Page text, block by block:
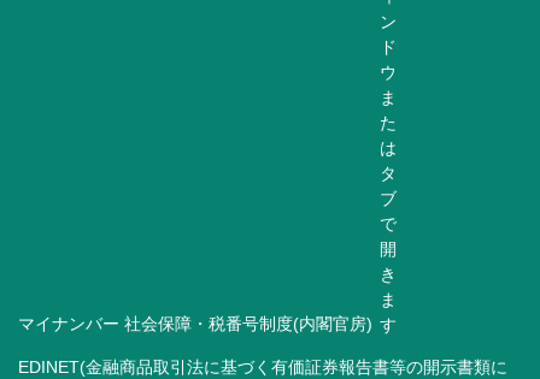
マイナンバー 社会保障・税番号制度(内閣官房)
EDINET(金融商品取引法に基づく有価証券報告書等の開示書類に